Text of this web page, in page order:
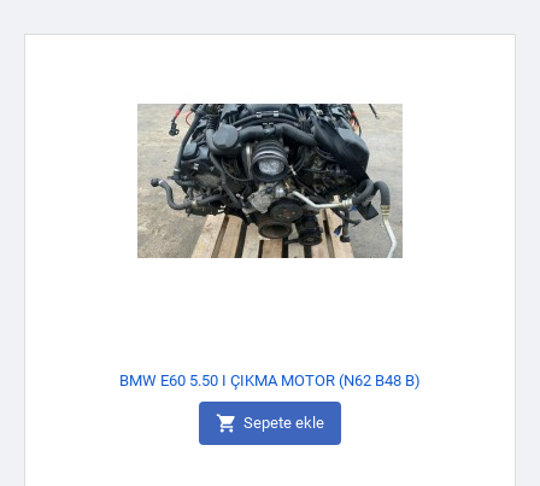
BMW E60 5.50 I ÇIKMA MOTOR (N62 B48 B)
 Sepete ekle